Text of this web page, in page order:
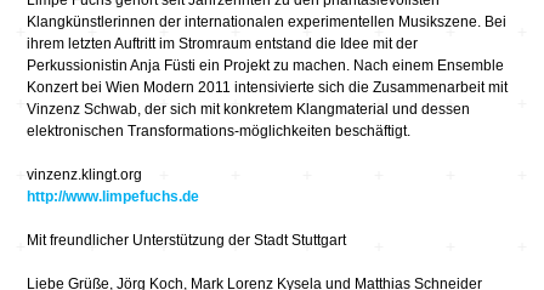
Klangkünstlerinnen der internationalen experimentellen Musikszene. Bei
ihrem letzten Auftritt im Stromraum entstand die Idee mit der
Perkussionistin Anja Füsti ein Projekt zu machen. Nach einem Ensemble
Konzert bei Wien Modern 2011 intensivierte sich die Zusammenarbeit mit
Vinzenz Schwab, der sich mit konkretem Klangmaterial und dessen
elektronischen Transformations-möglichkeiten beschäftigt.
vinzenz.klingt.org
http://www.limpefuchs.de
Mit freundlicher Unterstützung der Stadt Stuttgart
Liebe Grüße, Jörg Koch, Mark Lorenz Kysela und Matthias Schneider